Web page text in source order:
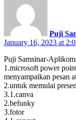
Puji
January 16, 2023 at
Puji Samsinar-
1.microsoft power
menyampaikan pesan
2.untuk memulai
3.1.canva
2.befunky
3.fotor